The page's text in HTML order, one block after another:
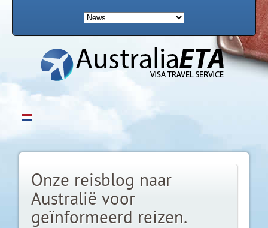
Onze reisblog naar
Australië voor
geïnformeerd reizen.